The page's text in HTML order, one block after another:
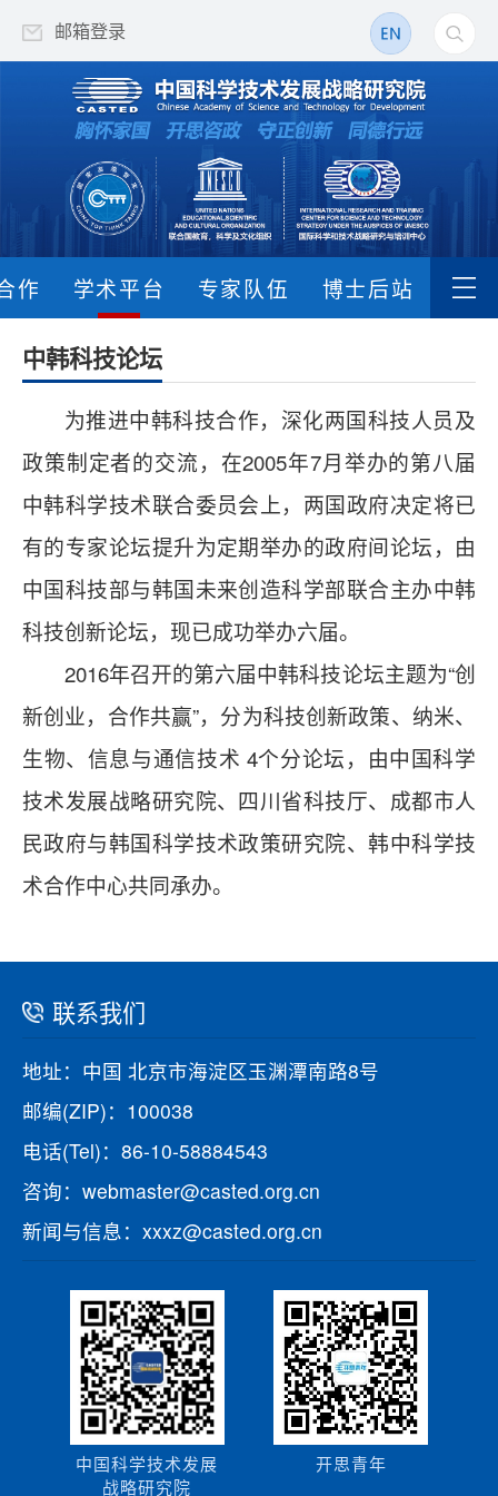
邮箱登录
作 学术平台 专家队伍 博士后站
中韩科技论坛
为推进中韩科技合作，深化两国科技人员及
政策制定者的交流，在2005年7月举办的第八届
中韩科学技术联合委员会上，两国政府决定将已
有的专家论坛提升为定期举办的政府间论坛，由
中国科技部与韩国未来创造科学部联合主办中韩
科技创新论坛，现已成功举办六届。
2016年召开的第六届中韩科技论坛主题为“创
新创业，合作共赢”，分为科技创新政策、纳米、
生物、信息与通信技术 4个分论坛，由中国科学
技术发展战略研究院、四川省科技厅、成都市人
民政府与韩国科学技术政策研究院、韩中科学技
术合作中心共同承办。
联系我们
地址：中国 北京市海淀区玉渊潭南路8号
邮编(ZIP)：100038
电话(Tel)：86-10-58884543
咨询：webmaster@casted.org.cn
新闻与信息：xxxz@casted.org.cn
中国科学技术发展
战略研究院
开思青年